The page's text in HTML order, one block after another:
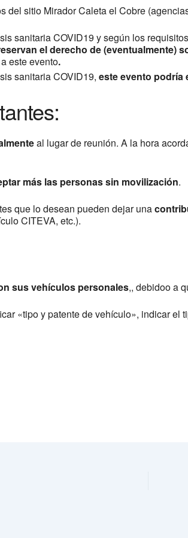
del sitio Mirador Caleta el Cobre
sanitaria COVID19 y según los
el derecho de (eventualmente)
este evento.
sanitaria COVID19, este evento podría
al lugar de reunión. A la hora
más las personas sin movilización.
que lo desean pueden dejar una
CITEVA, etc.).
sus vehículos personales,, debidoo a
«tipo y patente de vehículo», indicar